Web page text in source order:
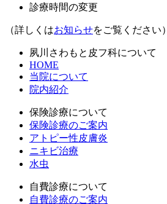
診療時間の変更
（詳しくはお知らせをご覧ください）
夙川さわもと皮フ科について
HOME
当院について
院内紹介
保険診療について
保険診療のご案内
アトピー性皮膚炎
ニキビ治療
水虫
自費診療について
自費診療のご案内